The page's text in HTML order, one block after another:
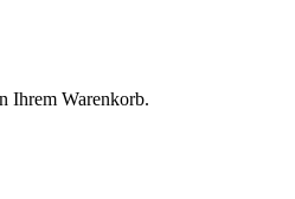
Ihrem Warenkorb.